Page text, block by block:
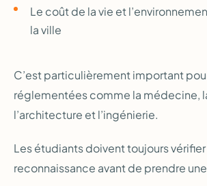
Le coût de la vie et
la ville
C’est particulièrement important
réglementées comme la médecine,
l’architecture et l’ingénierie.
Les étudiants doivent toujours
reconnaissance avant de prendre